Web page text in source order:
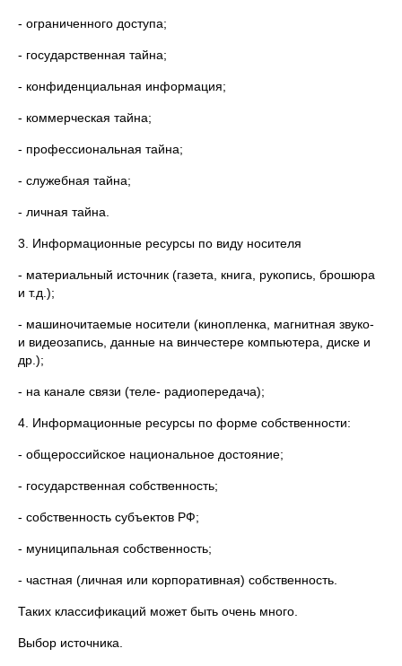
- ограниченного доступа;
- государственная тайна;
- конфиденциальная информация;
- коммерческая тайна;
- профессиональная тайна;
- служебная тайна;
- личная тайна.
3. Информационные ресурсы по виду носителя
- материальный источник (газета, книга, рукопись, брошюра
и т.д.);
- машиночитаемые носители (кинопленка, магнитная звуко-
и видеозапись, данные на винчестере компьютера, диске и
др.);
- на канале связи (теле- радиопередача);
4. Информационные ресурсы по форме собственности:
- общероссийское национальное достояние;
- государственная собственность;
- собственность субъектов РФ;
- муниципальная собственность;
- частная (личная или корпоративная) собственность.
Таких классификаций может быть очень много.
Выбор источника.